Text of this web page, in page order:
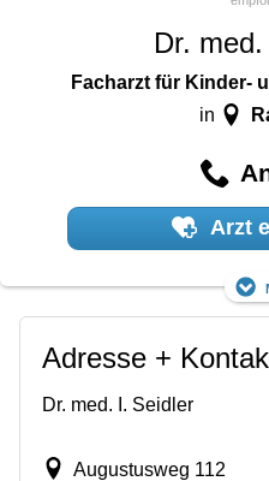
Dr.
Facharzt für Kinder-
in
Arzt
Adresse +
Dr. med. I. Seidler
Augustusweg 112